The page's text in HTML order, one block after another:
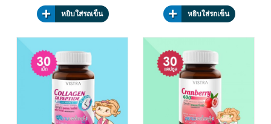
หยิบใส่รถเข็น หยิบใส่รถเข็น